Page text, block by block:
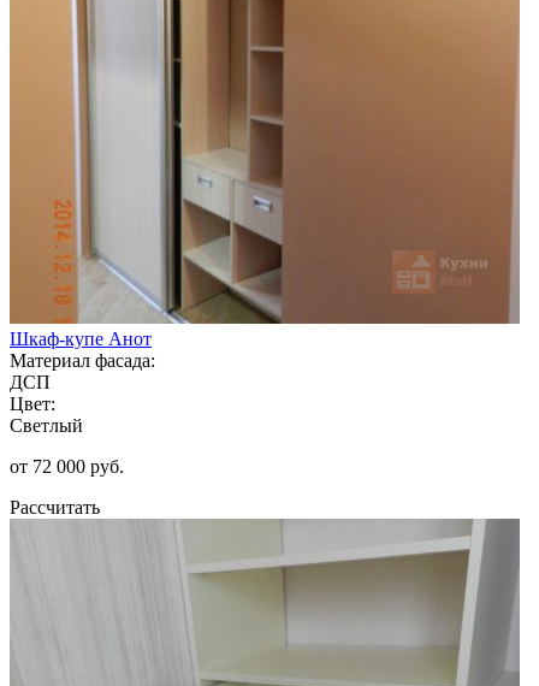
Шкаф-купе Анот
Материал фасада:
ДСП
Цвет:
Светлый
от 72 000 руб.
Рассчитать